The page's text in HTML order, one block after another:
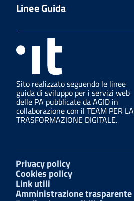
Linee Guida
Sito realizzato seguendo le linee
guida di sviluppo per i servizi web
delle PA pubblicate da AGID in
collaborazione con il TEAM PER LA
TRASFORMAZIONE DIGITALE.
Privacy policy
Cookies policy
Link utili
Amministrazione trasparente